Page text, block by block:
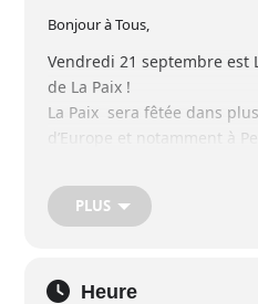
Bonjour à Tous,
Vendredi 21 septembre est
de La Paix !
La Paix sera fêtée dans
d’Europe et notamment à
afin de méditer ensemble
aux Allées Maillol près de la
invitation sur vos réseaux…
PLUS
Heure